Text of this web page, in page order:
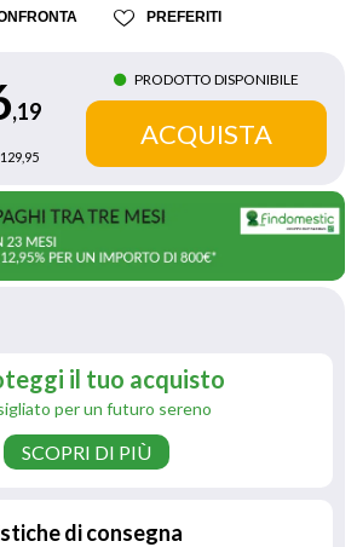
PREFERITI
,19
129,95
PRODOTTO DISPONIBILE
il tuo acquisto
per un futuro sereno
SCOPRI DI PIÙ
di consegna